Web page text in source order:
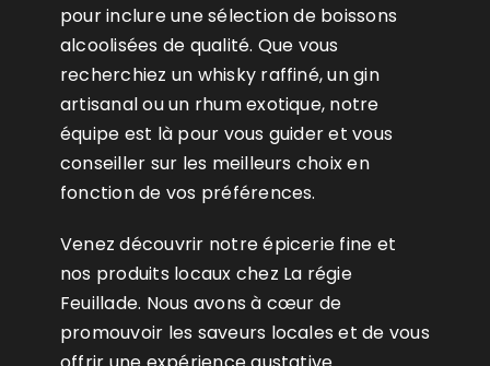
pour inclure une sélection de boissons
alcoolisées de qualité. Que vous
recherchiez un whisky raffiné, un gin
artisanal ou un rhum exotique, notre
équipe est là pour vous guider et vous
conseiller sur les meilleurs choix en
fonction de vos préférences.
Venez découvrir notre épicerie fine et
nos produits locaux chez La régie
Feuillade. Nous avons à cœur de
promouvoir les saveurs locales et de vous